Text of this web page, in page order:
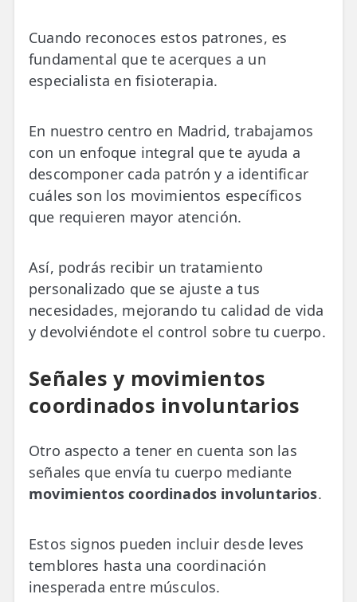
Cuando reconoces estos patrones, es
fundamental que te acerques a un
especialista en fisioterapia.
En nuestro centro en Madrid, trabajamos
con un enfoque integral que te ayuda a
descomponer cada patrón y a identificar
cuáles son los movimientos específicos
que requieren mayor atención.
Así, podrás recibir un tratamiento
personalizado que se ajuste a tus
necesidades, mejorando tu calidad de vida
y devolviéndote el control sobre tu cuerpo.
Señales y movimientos
coordinados involuntarios
Otro aspecto a tener en cuenta son las
señales que envía tu cuerpo mediante
movimientos coordinados involuntarios.
Estos signos pueden incluir desde leves
temblores hasta una coordinación
inesperada entre músculos.